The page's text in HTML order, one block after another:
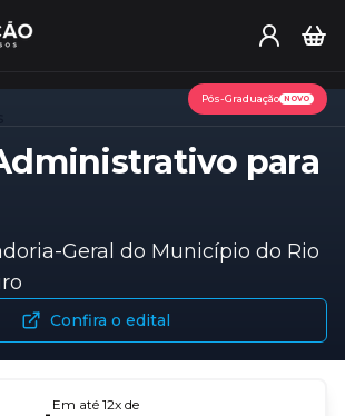
Pós-Graduação NOVO
para
Geral do Município do Rio
Confira o edital
Em até 12x de